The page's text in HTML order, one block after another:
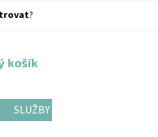
?
košík
SLUŽBY